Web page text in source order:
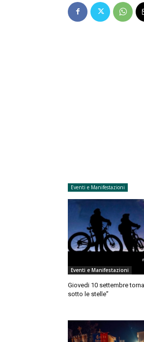
Eventi e Manifestazioni
Eventi e Manifestazioni
Giovedi 10 settembre
sotto le stelle”